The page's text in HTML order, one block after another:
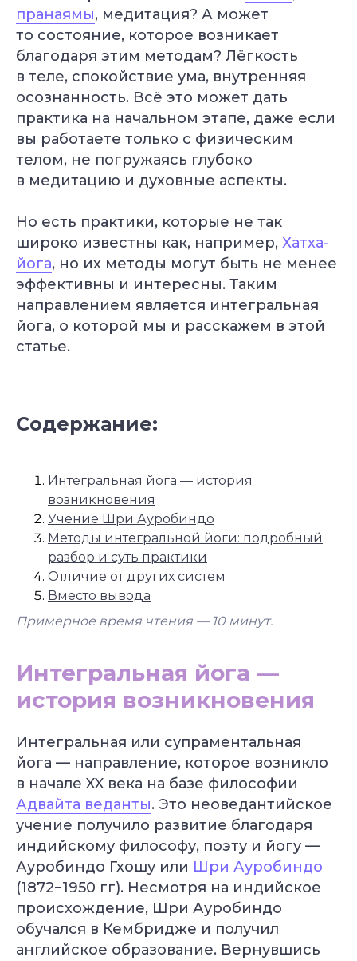
пранаямы, медитация? А может
то состояние, которое возникает
благодаря этим методам? Лёгкость
в теле, спокойствие ума, внутренняя
осознанность. Всё это может дать
практика на начальном этапе, даже если
вы работаете только с физическим
телом, не погружаясь глубоко
в медитацию и духовные аспекты.
Но есть практики, которые не так
широко известны как, например, Хатха-
йога, но их методы могут быть не менее
эффективны и интересны. Таким
направлением является интегральная
йога, о которой мы и расскажем в этой
статье.
Содержание:
Интегральная йога — история
возникновения
Учение Шри Ауробиндо
Методы интегральной йоги: подробный
разбор и суть практики
Отличие от других систем
Вместо вывода
Примерное время чтения — 10 минут.
Интегральная йога —
история возникновения
Интегральная или супраментальная
йога — направление, которое возникло
в начале XX века на базе философии
Адвайта веданты. Это неоведантийское
учение получило развитие благодаря
индийскому философу, поэту и йогу —
Ауробиндо Гхошу или Шри Ауробиндо
(1872−1950 гг). Несмотря на индийское
происхождение, Шри Ауробиндо
обучался в Кембридже и получил
английское образование. Вернувшись